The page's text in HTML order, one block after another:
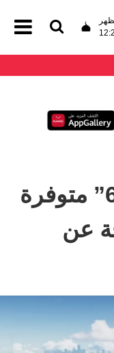
تقارير: "جي تي أيه 6” متوفرة
عن